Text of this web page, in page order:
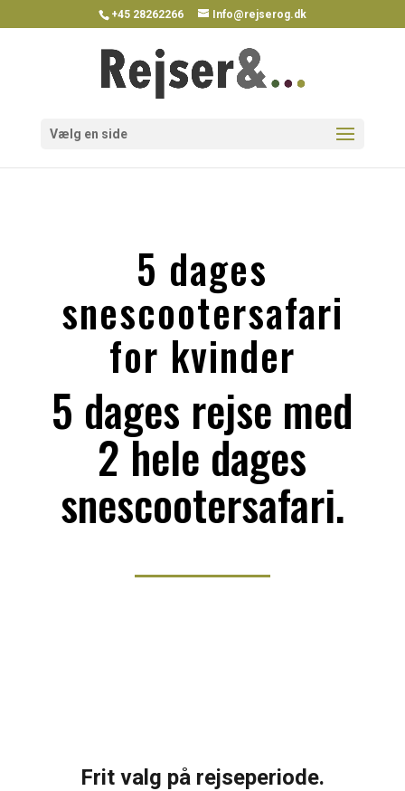
+45 28262266 Info@rejserog.dk
Vælg en side
5 dages
snescootersafari
for kvinder
5 dages rejse med
2 hele dages
snescootersafari.
Frit valg på rejseperiode.